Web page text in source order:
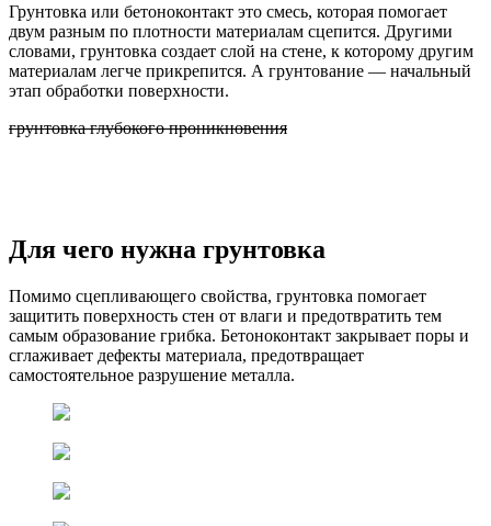
Грунтовка или бетоноконтакт это смесь, которая помогает
двум разным по плотности материалам сцепится. Другими
словами, грунтовка создает слой на стене, к которому другим
материалам легче прикрепится. А грунтование — начальный
этап обработки поверхности.
грунтовка глубокого проникновения
Для чего нужна грунтовка
Помимо сцепливающего свойства, грунтовка помогает
защитить поверхность стен от влаги и предотвратить тем
самым образование грибка. Бетоноконтакт закрывает поры и
сглаживает дефекты материала, предотвращает
самостоятельное разрушение металла.